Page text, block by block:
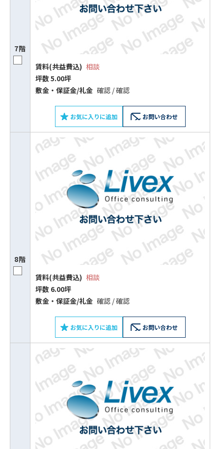
7階
賃料(共益費込) 相談
坪数 5.00坪
敷⾦‧保証⾦/礼⾦ 確認 / 確認
お気に入りに追加 お問い合わせ
8階
賃料(共益費込) 相談
坪数 6.00坪
敷⾦‧保証⾦/礼⾦ 確認 / 確認
お気に入りに追加 お問い合わせ